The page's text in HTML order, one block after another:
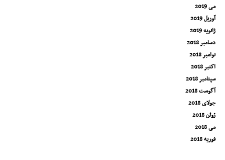
می 2019
آوریل 2019
ژانویه 2019
دسامبر 2018
نوامبر 2018
اکتبر 2018
سپتامبر 2018
آگوست 2018
جولای 2018
ژوئن 2018
می 2018
فوریه 2018